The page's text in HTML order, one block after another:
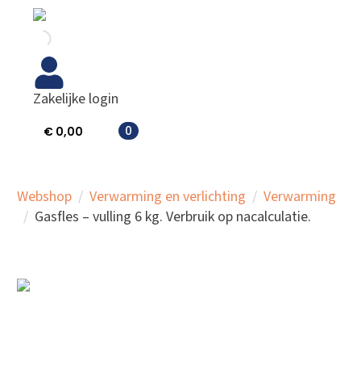
Zakelijke login
€ 0,00 0
Webshop Verwarming en verlichting
Verwarming
Gasfles – vulling 6 kg. Verbruik op nacalculatie.